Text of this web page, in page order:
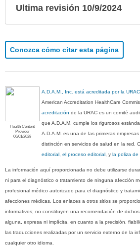
Ultima revisión 10/9/2024
Conozca cómo citar esta página
Health Content
Provider
06/01/2028
A.D.A.M., Inc. está acreditada por la URAC
American Accreditation HealthCare
acreditación de la URAC es un comité
que A.D.A.M. cumple los rigurosos
A.D.A.M. es una de las primeras
distinción en servicios de salud en la red.
editorial, el proceso editorial , yla poliza de
La información aquí proporcionada no debe utilizarse
ni para el diagnóstico o tratamiento de ninguna afección
profesional médico autorizado para el diagnóstico y
afecciones médicas. Los enlaces a otros sitios se
informativos; no constituyen una recomendación de
alguna, expresa ni implícita, en cuanto a la precisión,
las traducciones realizadas por un servicio externo de la
cualquier otro idioma.